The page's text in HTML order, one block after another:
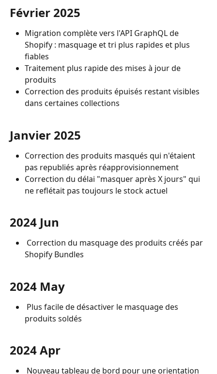
Février 2025
Migration complète vers l'API GraphQL de
Shopify : masquage et tri plus rapides et plus
fiables
Traitement plus rapide des mises à jour de
produits
Correction des produits épuisés restant visibles
dans certaines collections
Janvier 2025
Correction des produits masqués qui n'étaient
pas republiés après réapprovisionnement
Correction du délai "masquer après X jours" qui
ne reflétait pas toujours le stock actuel
2024 Jun
Shopify Bundles
2024 May
produits soldés
2024 Apr